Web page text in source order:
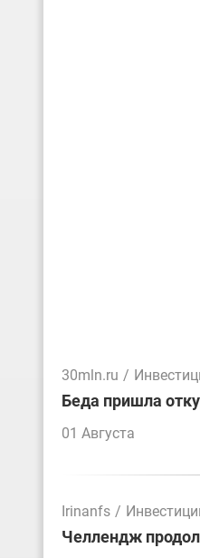
30mln.ru /
Беда пришла
01 Августа
Irinanfs /
Челлендж